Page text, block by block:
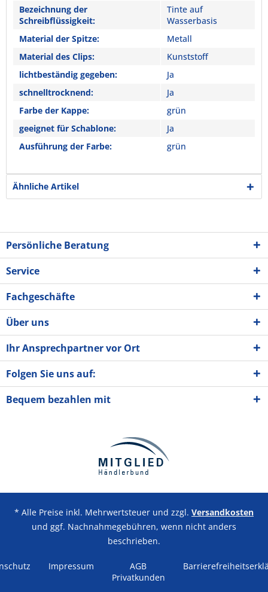
Bezeichnung der
Schreibflüssigkeit:
Tinte auf
Wasserbasis
Material der Spitze:
Metall
Material des Clips:
Kunststoff
lichtbeständig gegeben:
Ja
schnelltrocknend:
Ja
Farbe der Kappe:
grün
geeignet für Schablone:
Ja
Ausführung der Farbe:
grün
Ähnliche Artikel
Persönliche Beratung
Service
Fachgeschäfte
Über uns
Ihr Ansprechpartner vor Ort
Folgen Sie uns auf:
Bequem bezahlen mit
* Alle Preise inkl. Mehrwertsteuer und zzgl. Versandkosten
und ggf. Nachnahmegebühren, wenn nicht anders
beschrieben.
Impressum
AGB
Privatkunden